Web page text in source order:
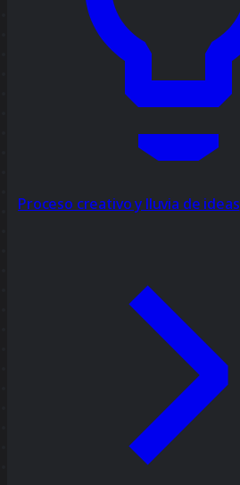
Proceso creativo y lluvia de ideas